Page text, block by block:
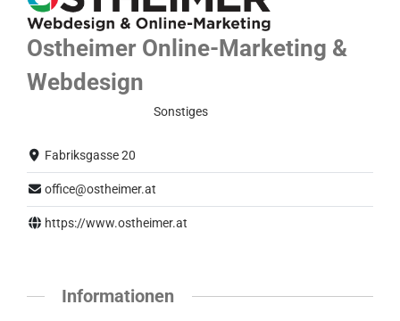
Ostheimer Online-Marketing &
Webdesign
Sonstiges
Fabriksgasse 20
office@ostheimer.at
https://www.ostheimer.at
Informationen